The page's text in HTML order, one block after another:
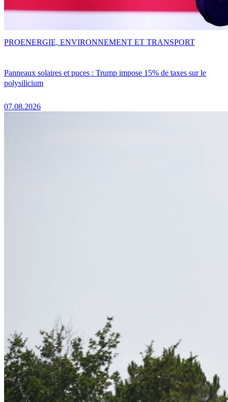
Panneaux solaires et puces : Trump impose 15% de taxes sur le
polysilicium
07.08.2026
PROENERGIE, ENVIRONNEMENT ET TRANSPORT